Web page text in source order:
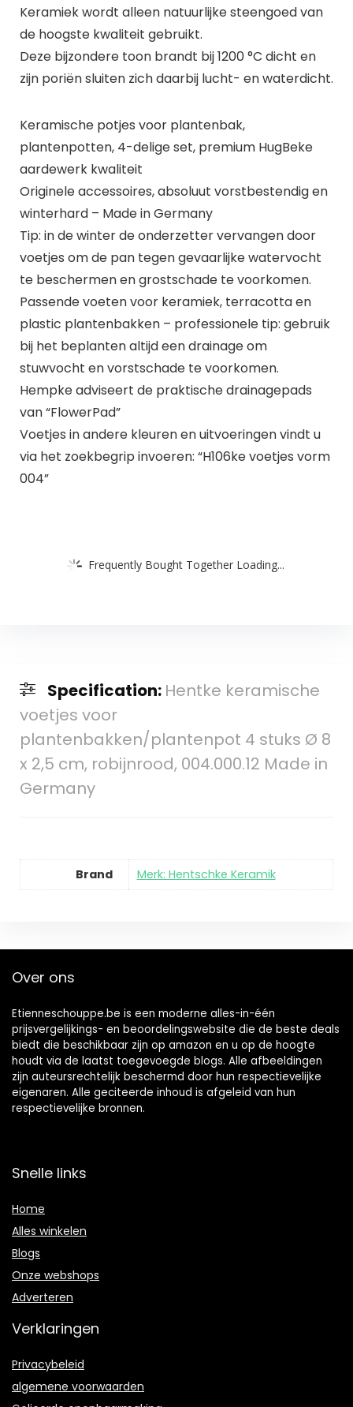
Keramiek wordt alleen natuurlijke steengoed van
de hoogste kwaliteit gebruikt.
Deze bijzondere toon brandt bij 1200 °C dicht en
zijn poriën sluiten zich daarbij lucht- en waterdicht.
Keramische potjes voor plantenbak,
plantenpotten, 4-delige set, premium HugBeke
aardewerk kwaliteit
Originele accessoires, absoluut vorstbestendig en
winterhard – Made in Germany
Tip: in de winter de onderzetter vervangen door
voetjes om de pan tegen gevaarlijke watervocht
te beschermen en grostschade te voorkomen.
Passende voeten voor keramiek, terracotta en
plastic plantenbakken – professionele tip: gebruik
bij het beplanten altijd een drainage om
stuwvocht en vorstschade te voorkomen.
Hempke adviseert de praktische drainagepads
van “FlowerPad”
Voetjes in andere kleuren en uitvoeringen vindt u
via het zoekbegrip invoeren: “H106ke voetjes vorm
004”
Frequently Bought Together Loading...
Specification: Hentke keramische
voetjes voor
plantenbakken/plantenpot 4 stuks Ø 8
x 2,5 cm, robijnrood, 004.000.12 Made in
Germany
Brand Merk: Hentschke Keramik
Over ons
Etienneschouppe.be is een moderne alles-in-één
prijsvergelijkings- en beoordelingswebsite die de beste deals
biedt die beschikbaar zijn op amazon en u op de hoogte
houdt via de laatst toegevoegde blogs. Alle afbeeldingen
zijn auteursrechtelijk beschermd door hun respectievelijke
eigenaren. Alle geciteerde inhoud is afgeleid van hun
respectievelijke bronnen.
Snelle links
Home
Alles winkelen
Blogs
Onze webshops
Adverteren
Verklaringen
Privacybeleid
algemene voorwaarden